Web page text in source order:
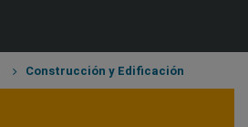
Construcción y Edificación